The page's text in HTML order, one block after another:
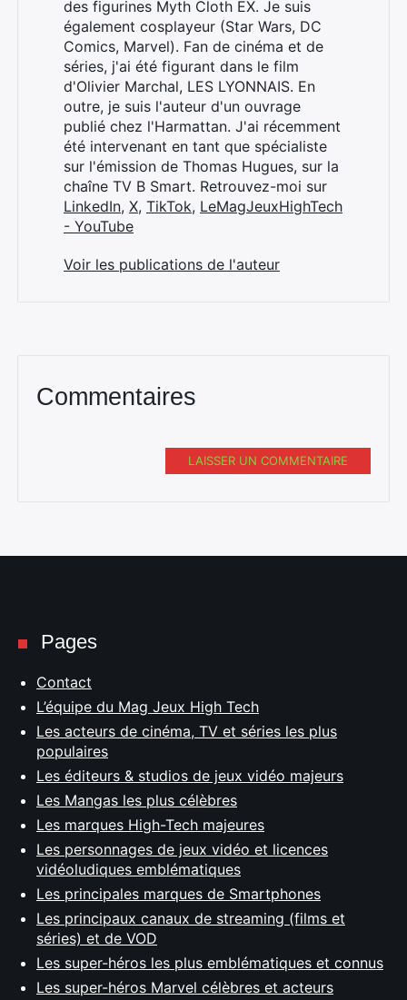
des figurines Myth Cloth EX. Je suis
également cosplayeur (Star Wars, DC
Comics, Marvel). Fan de cinéma et de
séries, j'ai été figurant dans le film
d'Olivier Marchal, LES LYONNAIS. En
outre, je suis l'auteur d'un ouvrage
publié chez l'Harmattan. J'ai récemment
été intervenant en tant que spécialiste
sur l'émission de Thomas Hugues, sur la
chaîne TV B Smart. Retrouvez-moi sur
LinkedIn, X, TikTok, LeMagJeuxHighTech
- YouTube
Voir les publications de l'auteur
Commentaires
LAISSER UN COMMENTAIRE
Pages
Contact
L’équipe du Mag Jeux High Tech
Les acteurs de cinéma, TV et séries les plus
populaires
Les éditeurs & studios de jeux vidéo majeurs
Les Mangas les plus célèbres
Les marques High-Tech majeures
Les personnages de jeux vidéo et licences
vidéoludiques emblématiques
Les principales marques de Smartphones
Les principaux canaux de streaming (films et
séries) et de VOD
Les super-héros les plus emblématiques et connus
Les super-héros Marvel célèbres et acteurs
Rechercher